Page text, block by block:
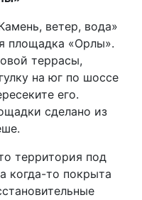
ветер, вода»
площадка «Орлы».
террасы,
на юг по шоссе
его.
сделано из
территория под
когда-то покрыта